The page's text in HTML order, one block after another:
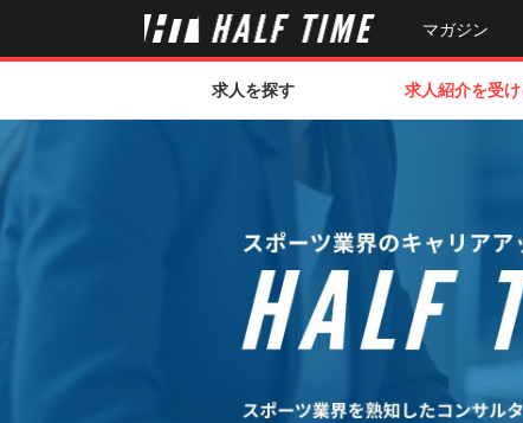
マガジン
求人を探す 求人紹介を受け